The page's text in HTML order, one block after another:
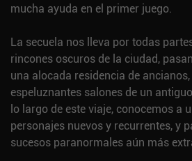
mucha ayuda en el primer juego.
La secuela nos lleva por todas
rincones oscuros de la ciudad,
una alocada residencia de
espeluznantes salones de un
lo largo de este viaje, conocemos a
personajes nuevos y recurrentes, y
sucesos paranormales aún más